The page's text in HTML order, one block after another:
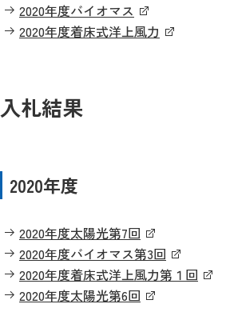
2020年度バイオマス
2020年度着床式洋上風力
入札結果
2020年度
2020年度太陽光第7回
2020年度バイオマス第3回
2020年度着床式洋上風力第１回
2020年度太陽光第6回